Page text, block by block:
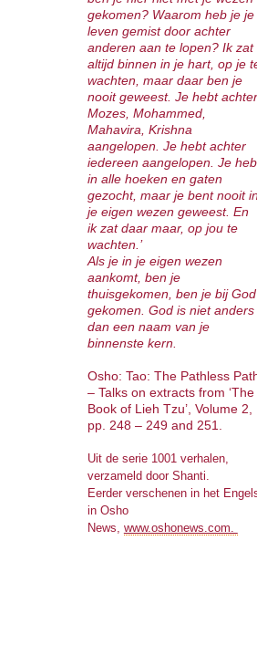
gekomen? Waarom heb je je
leven gemist door achter
anderen aan te lopen? Ik zat
altijd binnen in je hart, op je
wachten, maar daar ben je
nooit geweest. Je hebt achter
Mozes, Mohammed,
Mahavira, Krishna
aangelopen. Je hebt achter
iedereen aangelopen. Je
in alle hoeken en gaten
gezocht, maar je bent nooit
je eigen wezen geweest. En
ik zat daar maar, op jou te
wachten.’
Als je in je eigen wezen
aankomt, ben je
thuisgekomen, ben je bij God
gekomen. God is niet anders
dan een naam van je
binnenste kern.
Osho: Tao: The Pathless
– Talks on extracts from ‘The
Book of Lieh Tzu’, Volume 2,
pp. 248 – 249 and 251.
Uit de serie 1001 verhalen,
verzameld door Shanti.
Eerder verschenen in het
in Osho
News, www.oshonews.com.